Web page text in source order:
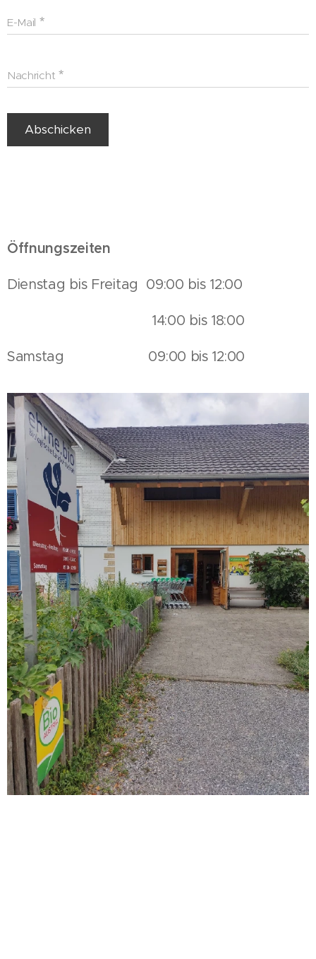
E-Mail
Nachricht
Abschicken
Öffnungszeiten
Dienstag bis Freitag 09:00 bis 12:00
14:00 bis 18:00
Samstag 09:00 bis 12:00